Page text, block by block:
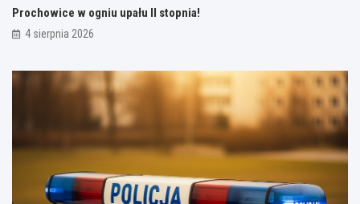
Prochowice w ogniu upału II stopnia!
4 sierpnia 2026